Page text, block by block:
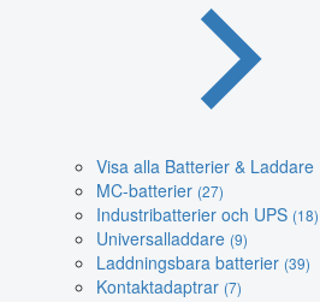
Visa alla Batterier & Laddare
MC-batterier (27)
Industribatterier och UPS (18)
Universalladdare (9)
Laddningsbara batterier (39)
Kontaktadaptrar (7)